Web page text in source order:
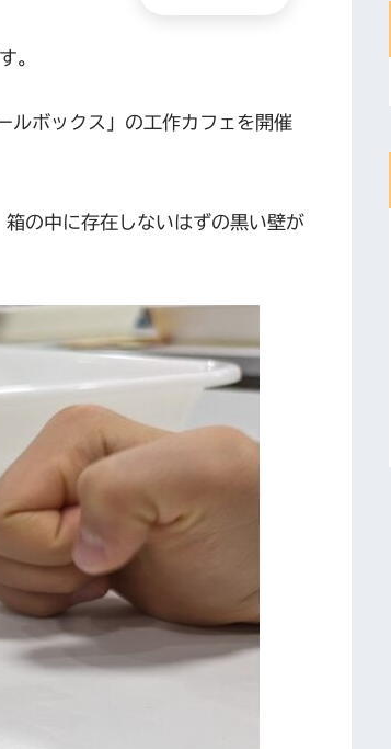
。
ボックス」の工作カフェを開催
箱の中に存在しないはずの黒い壁が